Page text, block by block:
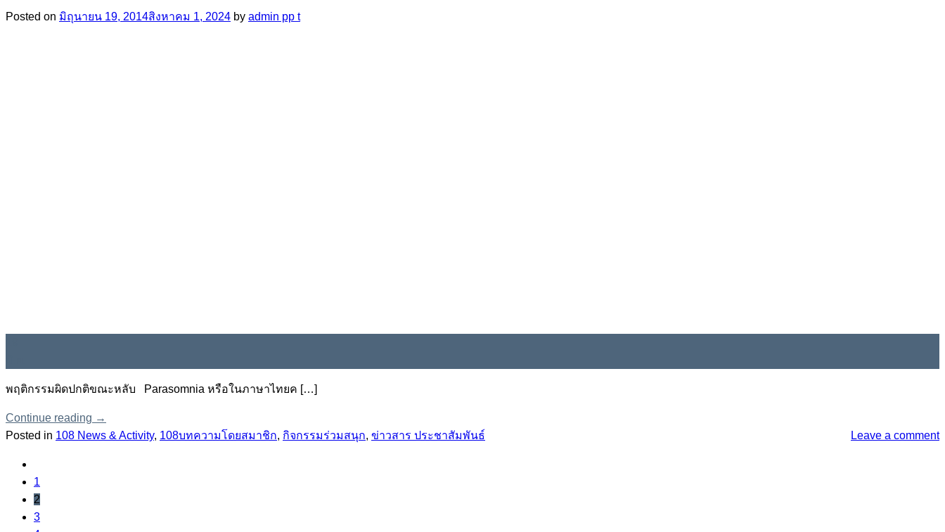
Posted on มิถุนายน 19, 2014สิงหาคม 1, 2024 by admin pp t
พฤติกรรมผิดปกติขณะหลับ Parasomnia หรือในภาษาไทยค […]
Continue reading →
Posted in 108 News & Activity, 108บทความโดยสมาชิก, กิจกรรมร่วมสนุก, ข่าวสาร ประชาสัมพันธ์ Leave a comment
1
2
3